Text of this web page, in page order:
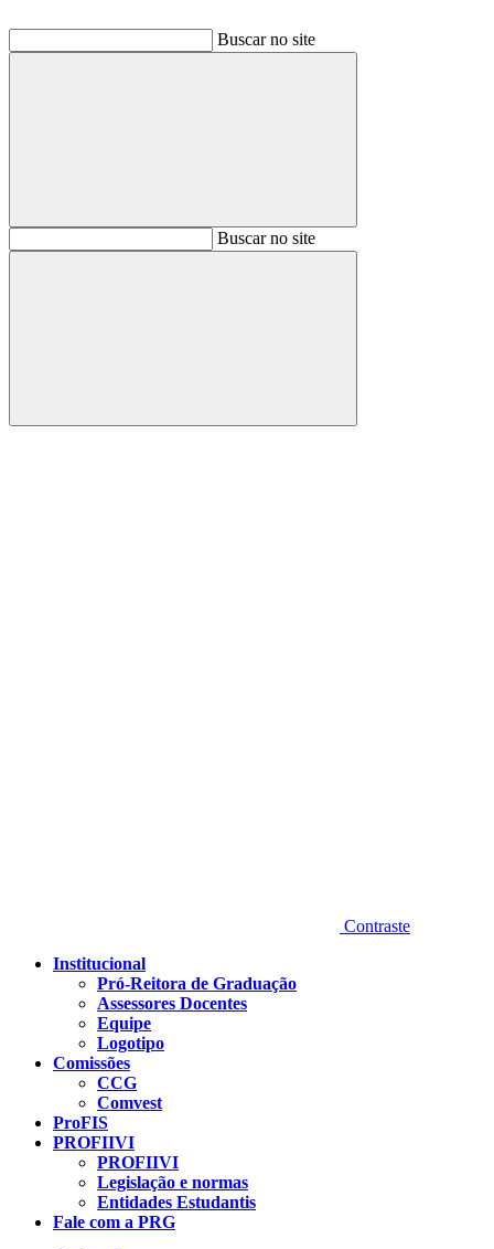
Buscar no site
BuscarBuscar no site
Buscar
Contraste
Institucional
Pró-Reitora de Graduação
Assessores Docentes
Equipe
Logotipo
Comissões
CCG
Comvest
ProFIS
PROFIIVI
PROFIIVI
Legislação e normas
Entidades Estudantis
Fale com a PRG